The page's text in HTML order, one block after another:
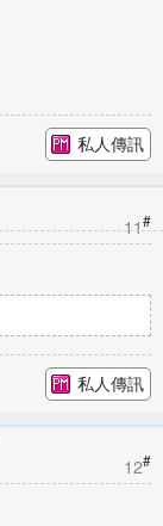
私人傳訊
11#
私人傳訊
12#